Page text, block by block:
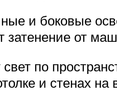
и боковые
затенение от
по
и стенах